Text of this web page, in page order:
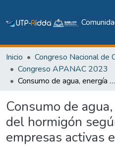
Inicio
Congreso APANAC 2023
Consumo de agua, energía y CO2 del hormigón según datos de empresas activas en Panamá
Consumo de
del hormigón
empresas activas